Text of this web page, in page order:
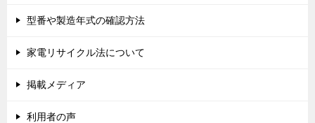
型番や製造年式の確認方法
家電リサイクル法について
掲載メディア
利用者の声